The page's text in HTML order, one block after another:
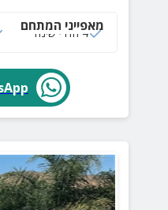
מאפייני המתחם
4 חדרי שינה